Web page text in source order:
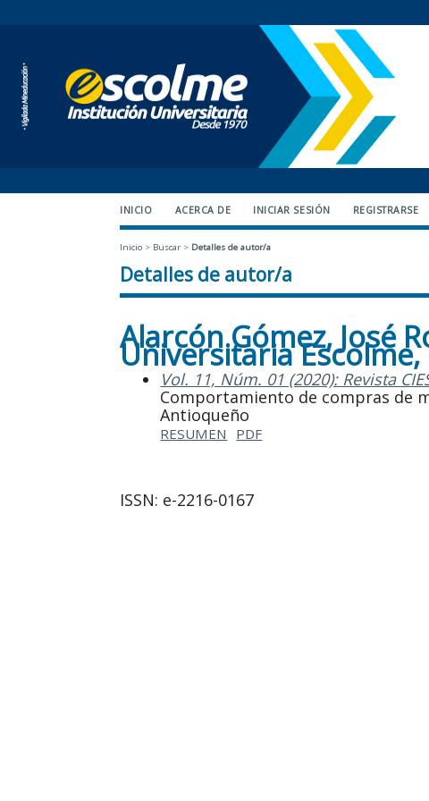
INICIO ACERCA DE INICIAR SESIÓN REGISTRARSE
Inicio > Buscar > Detalles de autor/a
Detalles de autor/a
Alarcón Gómez, José
Universitaria
Vol. 11, Núm. 01 (2020): Revista
Comportamiento de compras de
Antioqueño
RESUMEN PDF
ISSN: e-2216-0167